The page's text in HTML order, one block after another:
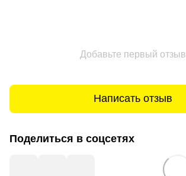
Добавьте первый отзыв
Написать отзыв
Поделиться в соцсетях